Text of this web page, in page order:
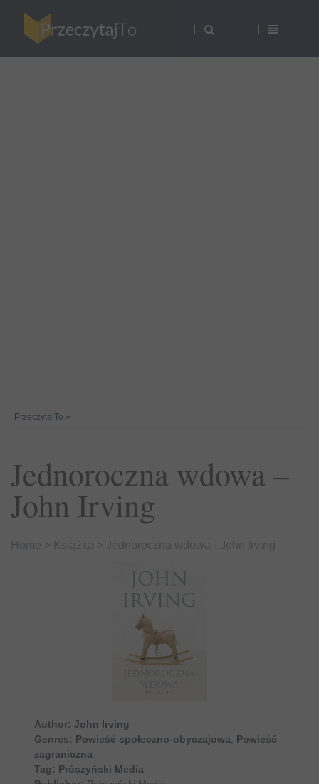
PrzeczytajTo »
Jednoroczna wdowa –
John Irving
Home Książka Jednoroczna wdowa - John Irving
Author: John Irving
Genres: Powieść społeczno-obyczajowa
Powieść
zagraniczna
Tag: Prószyński Media